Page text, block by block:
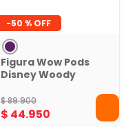
-50 %
Figura Wow Pods
Disney Woody
$89.900
$ 44.950